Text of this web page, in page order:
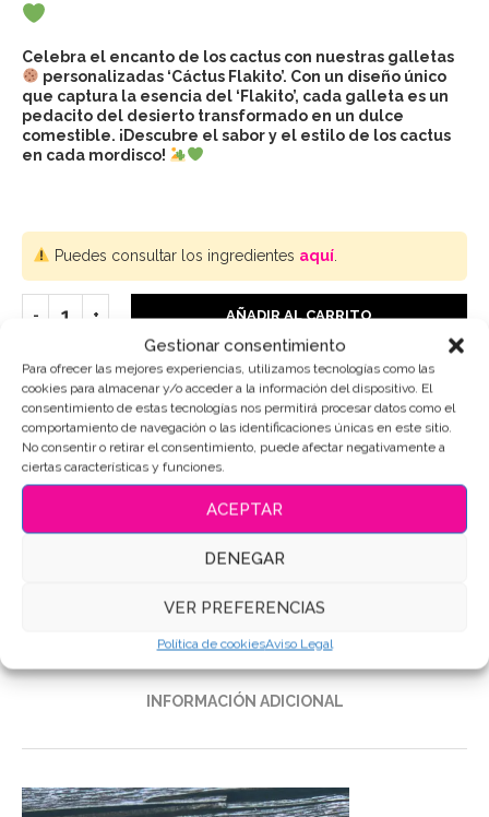
Gestionar consentimiento
Para ofrecer las mejores experiencias, utilizamos tecnologías como las
cookies para almacenar y/o acceder a la información del dispositivo. El
consentimiento de estas tecnologías nos permitirá procesar datos como el
comportamiento de navegación o las identificaciones únicas en este sitio.
No consentir o retirar el consentimiento, puede afectar negativamente a
ciertas características y funciones.
ACEPTAR
DENEGAR
VER PREFERENCIAS
Política de cookiesAviso Legal
Celebra el encanto de los cactus con nuestras galletas
personalizadas ‘Cáctus Flakito’. Con un diseño único
que captura la esencia del ‘Flakito’, cada galleta es un
pedacito del desierto transformado en un dulce
comestible. ¡Descubre el sabor y el estilo de los cactus
en cada mordisco!
Puedes consultar los ingredientes aquí.
AÑADIR AL CARRITO
SKU: 10207
Categoría: Cáctus
Etiquetas:#AmantesDeLosCactus,#CactusFlakito,
#DulcesCreativos
#TiendaOnlineGalletas
INFORMACIÓN ADICIONAL